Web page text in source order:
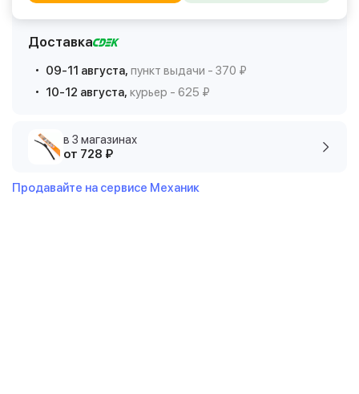
Доставка
09-11 августа, пункт выдачи - 370 ₽
10-12 августа, курьер - 625 ₽
в 3 магазинах
от 728 ₽
Продавайте на сервисе Механик